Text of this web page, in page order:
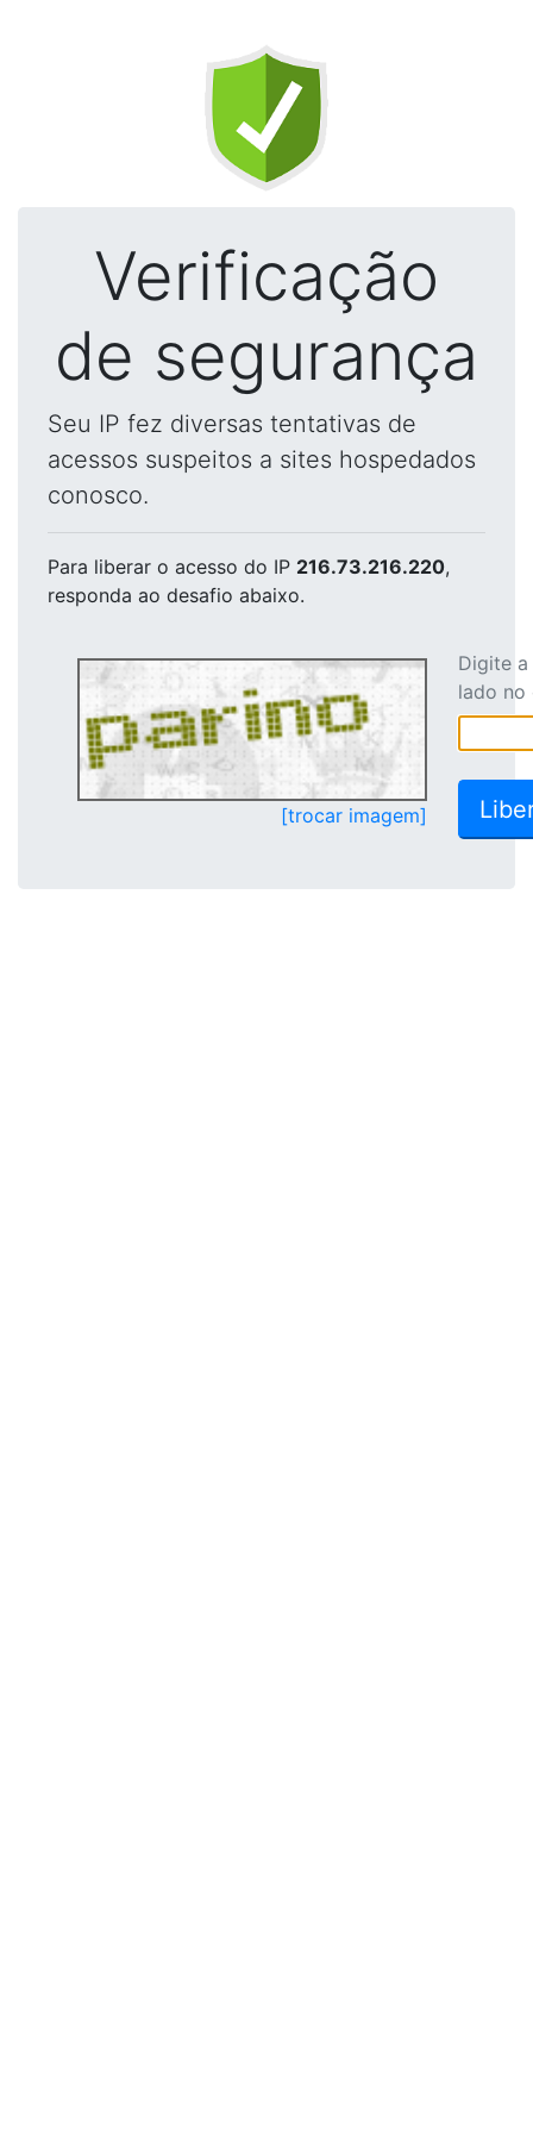
Verificação
de segurança
Seu IP fez diversas tentativas de
acessos suspeitos a sites hospedados
conosco.
Para liberar o acesso do IP 216.73.216.220,
responda ao desafio abaixo.
[trocar imagem]
Digite
lado no